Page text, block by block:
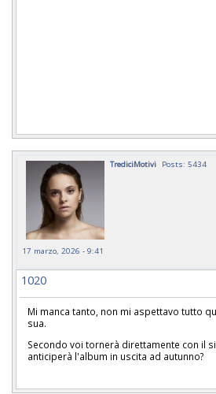
TrediciMotivi Posts: 5434
17 marzo, 2026 - 9:41
1020
Mi manca tanto, non mi aspettavo tutto
sua.
Secondo voi tornerà direttamente con il
anticiperà l'album in uscita ad autunno?